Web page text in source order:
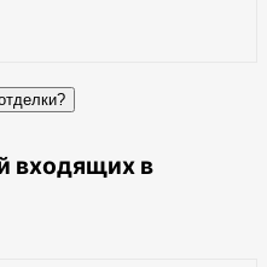
входящих в